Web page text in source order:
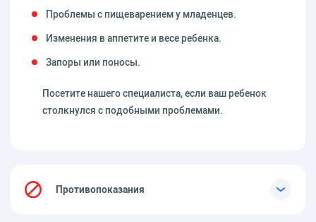
Проблемы с пищеварением у младенцев.
Изменения в аппетите и весе ребенка.
Запоры или поносы.
Посетите нашего специалиста, если ваш ребенок
столкнулся с подобными проблемами.
Противопоказания